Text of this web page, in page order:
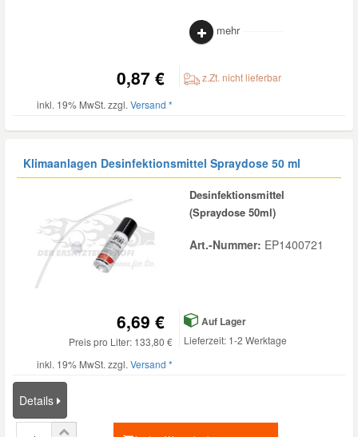
mehr
0,87 €
inkl. 19% MwSt. zzgl. Versand *
z.Zt. nicht lieferbar
Klimaanlagen Desinfektionsmittel Spraydose 50 ml
Desinfektionsmittel
(Spraydose 50ml)
Art.-Nummer: EP1400721
6,69 €
Preis pro Liter: 133,80 €
inkl. 19% MwSt. zzgl. Versand *
Auf Lager
Lieferzeit: 1-2 Werktage
Details
Zündanlage und Glühanlage
Winter-Autozubehör
Daihatsu Ersatzteile
Honda Ersatzteile
Hyundai Ersatzteile
Jeep Ersatzteile
Lancia Ersatzteile
Mazda Ersatzteile